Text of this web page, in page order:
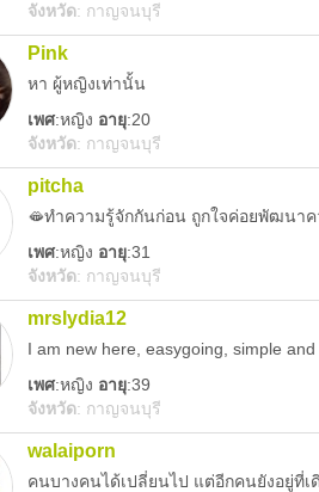
จังหวัด: กาญจนบุรี
Pink
หา ผู้หญิงเท่านั้น
เพศ:หญิง อายุ:20
จังหวัด: กาญจนบุรี
pitcha
🫦ทำความรู้จักกันก่อน ถูกใจค่อยพัฒนาค
เพศ:หญิง อายุ:31
จังหวัด: กาญจนบุรี
mrslydia12
I am new here, easygoing, simple
เพศ:หญิง อายุ:39
จังหวัด: กาญจนบุรี
walaiporn
คนบางคนได้เปลี่ยนไป แต่อีกคนยังอยู่ที่